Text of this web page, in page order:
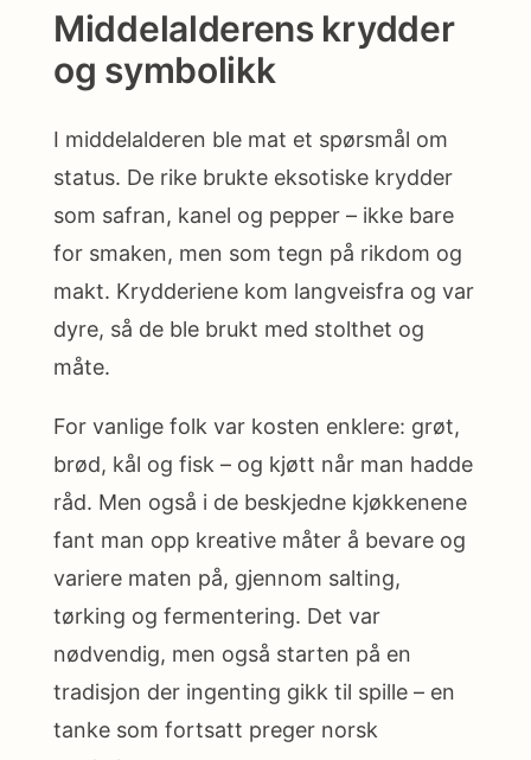
Middelalderens krydder
og symbolikk
I middelalderen ble mat et spørsmål om
status. De rike brukte eksotiske krydder
som safran, kanel og pepper – ikke bare
for smaken, men som tegn på rikdom og
makt. Krydderiene kom langveisfra og var
dyre, så de ble brukt med stolthet og
måte.
For vanlige folk var kosten enklere: grøt,
brød, kål og fisk – og kjøtt når man hadde
råd. Men også i de beskjedne kjøkkenene
fant man opp kreative måter å bevare og
variere maten på, gjennom salting,
tørking og fermentering. Det var
nødvendig, men også starten på en
tradisjon der ingenting gikk til spille – en
tanke som fortsatt preger norsk